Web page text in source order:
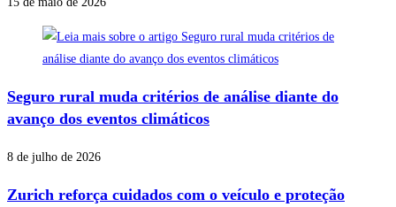
Seguro rural muda critérios de análise diante do
avanço dos eventos climáticos
8 de julho de 2026
Zurich reforça cuidados com o veículo e proteção